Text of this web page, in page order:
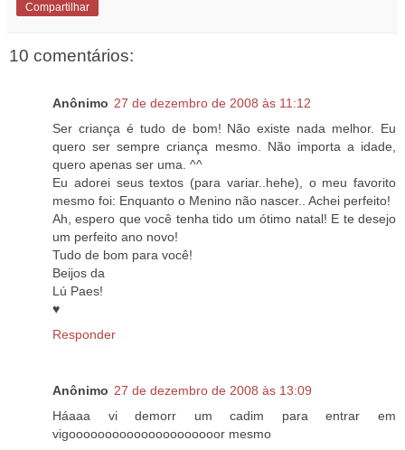
Compartilhar
10 comentários:
Anônimo 27 de dezembro de 2008 às 11:12
Ser criança é tudo de bom! Não existe nada melhor. Eu
quero ser sempre criança mesmo. Não importa a idade,
quero apenas ser uma. ^^
Eu adorei seus textos (para variar..hehe), o meu favorito
mesmo foi: Enquanto o Menino não nascer.. Achei perfeito!
Ah, espero que você tenha tido um ótimo natal! E te desejo
um perfeito ano novo!
Tudo de bom para você!
Beijos da
Lú Paes!
♥
Responder
Anônimo 27 de dezembro de 2008 às 13:09
Háaaa vi demorr um cadim para entrar em
vigooooooooooooooooooooor mesmo